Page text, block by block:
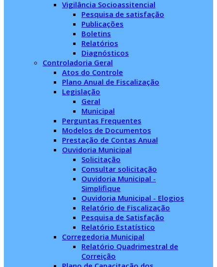
Vigilância Socioassitencial
Pesquisa de satisfação
Publicações
Boletins
Relatórios
Diagnósticos
Controladoria Geral
Atos do Controle
Plano Anual de Fiscalização
Legislação
Geral
Municipal
Perguntas Frequentes
Modelos de Documentos
Prestação de Contas Anual
Ouvidoria Municipal
Solicitação
Consultar solicitação
Ouvidoria Municipal -
Simplifique
Ouvidoria Municipal - Elogios
Relatório de Fiscalização
Pesquisa de Satisfação
Relatório Estatístico
Corregedoria Municipal
Relatório Quadrimestral de
Correição